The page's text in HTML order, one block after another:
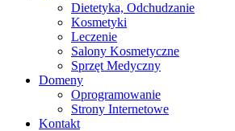
Dietetyka, Odchudzanie
Kosmetyki
Leczenie
Salony Kosmetyczne
Sprzęt Medyczny
Domeny
Oprogramowanie
Strony Internetowe
Kontakt